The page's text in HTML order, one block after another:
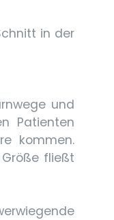
in der
und
Patienten
kommen.
fließt